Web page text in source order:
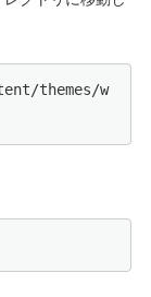
themes/w